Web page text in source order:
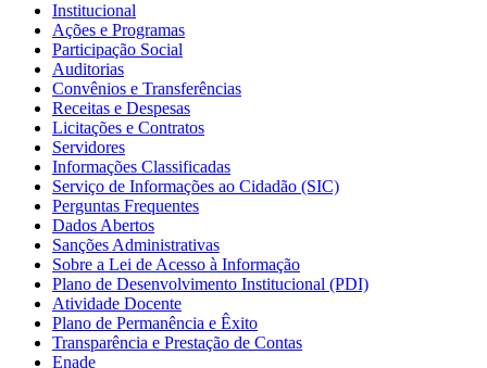
Institucional
Ações e Programas
Participação Social
Auditorias
Convênios e Transferências
Receitas e Despesas
Licitações e Contratos
Servidores
Informações Classificadas
Serviço de Informações ao Cidadão (SIC)
Perguntas Frequentes
Dados Abertos
Sanções Administrativas
Sobre a Lei de Acesso à Informação
Plano de Desenvolvimento Institucional (PDI)
Atividade Docente
Plano de Permanência e Êxito
Transparência e Prestação de Contas
Enade